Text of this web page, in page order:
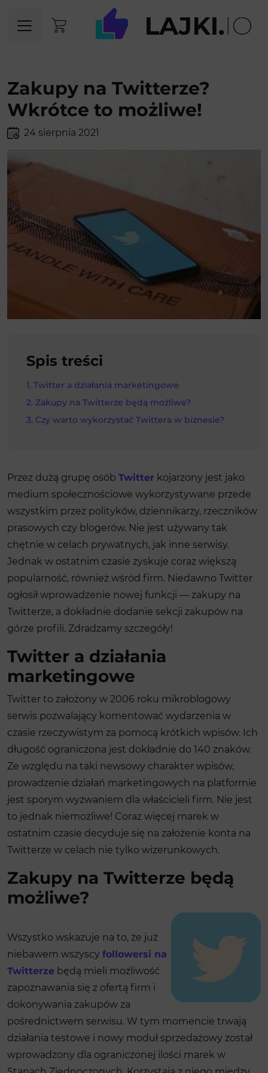
Zakupy na Twitterze?
Wkrótce to możliwe!
24 sierpnia 2021
Spis treści
Twitter a działania marketingowe
Zakupy na Twitterze będą możliwe?
Czy warto wykorzystać Twittera w biznesie?
Przez dużą grupę osób Twitter kojarzony jest jako
medium społecznościowe wykorzystywane przede
wszystkim przez polityków, dziennikarzy, rzeczników
prasowych czy blogerów. Nie jest używany tak
chętnie w celach prywatnych, jak inne serwisy.
Jednak w ostatnim czasie zyskuje coraz większą
popularność, również wśród firm. Niedawno Twitter
ogłosił wprowadzenie nowej funkcji — zakupy na
Twitterze, a dokładnie dodanie sekcji zakupów na
górze profili. Zdradzamy szczegóły!
Twitter a działania
marketingowe
Twitter to założony w 2006 roku mikroblogowy
serwis pozwalający komentować wydarzenia w
czasie rzeczywistym za pomocą krótkich wpisów. Ich
długość ograniczona jest dokładnie do 140 znaków.
Ze względu na taki newsowy charakter wpisów,
prowadzenie działań marketingowych na platformie
jest sporym wyzwaniem dla właścicieli firm. Nie jest
to jednak niemożliwe! Coraz więcej marek w
ostatnim czasie decyduje się na założenie konta na
Twitterze w celach nie tylko wizerunkowych.
Zakupy na Twitterze będą
możliwe?
Wszystko wskazuje na to, że już
niebawem wszyscy followersi na
Twitterze będą mieli możliwość
zapoznawania się z ofertą firm i
dokonywania zakupów za
pośrednictwem serwisu. W tym momencie trwają
działania testowe i nowy moduł sprzedażowy został
wprowadzony dla ograniczonej ilości marek w